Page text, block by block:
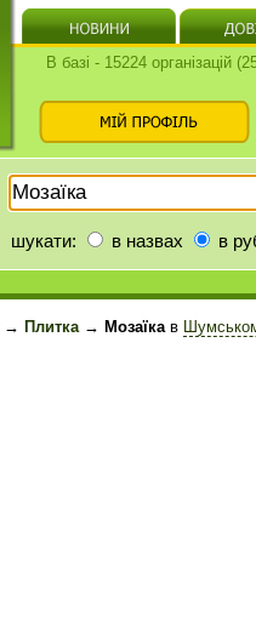
В базі - 15224 організацій
шукати: в назвах в
→ Плитка→ Мозаїкав